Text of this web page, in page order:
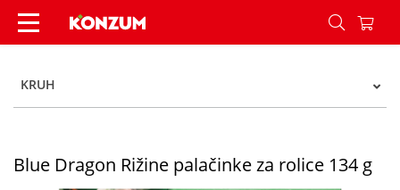
Blue Dragon Rižine palačinke za rolice 134 g -
KRUH
Blue Dragon Rižine palačinke za rolice 134 g